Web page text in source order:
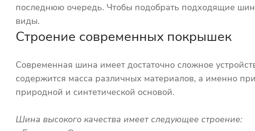
последнюю очередь. Чтобы подобрать подходящие
виды.
Строение современных покрышек
Современная шина имеет достаточно сложное
содержится масса различных материалов, а именно
природной и синтетической основой.
Шина высокого качества имеет следующее строение: